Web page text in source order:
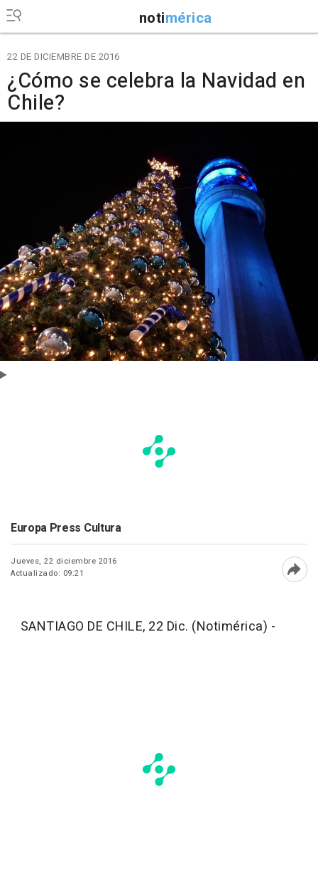
notimérica
22 DE DICIEMBRE DE 2016
¿Cómo se celebra la Navidad en
Chile?
Europa Press Cultura
Jueves, 22 diciembre 2016
Actualizado: 09:21
SANTIAGO DE CHILE, 22 Dic. (Notimérica) -